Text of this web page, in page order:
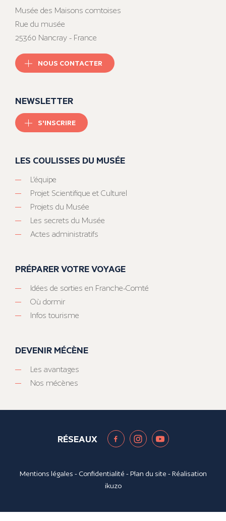
Musée des Maisons comtoises
Rue du musée
25360 Nancray - France
NOUS CONTACTER
NEWSLETTER
S'INSCRIRE
LES COULISSES DU MUSÉE
L’équipe
Projet Scientifique et Culturel
Projets du Musée
Les secrets du Musée
Actes administratifs
PRÉPARER VOTRE VOYAGE
Idées de sorties en Franche-Comté
Où dormir
Infos tourisme
DEVENIR MÉCÈNE
Les avantages
Nos mécènes
RÉSEAUX
Mentions légales - Confidentialité -Plan du site - Réalisation
ikuzo